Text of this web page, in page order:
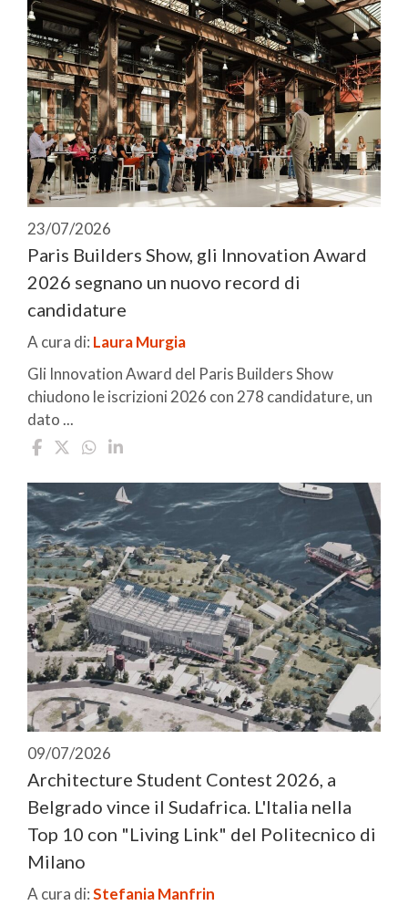
23/07/2026
Paris Builders Show, gli Innovation Award
2026 segnano un nuovo record di
candidature
A cura di: Laura Murgia
Gli Innovation Award del Paris Builders Show
chiudono le iscrizioni 2026 con 278 candidature, un
dato ...
09/07/2026
Architecture Student Contest 2026, a
Belgrado vince il Sudafrica. L'Italia nella
Top 10 con "Living Link" del Politecnico di
Milano
A cura di:Stefania Manfrin